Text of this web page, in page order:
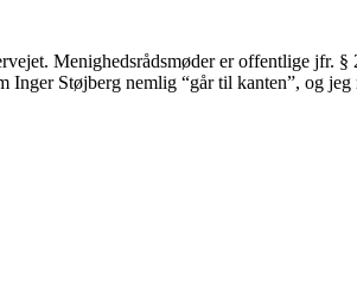
Menighedsrådsmøder er offentlige jfr.
Inger Støjberg nemlig “går til kanten”, og